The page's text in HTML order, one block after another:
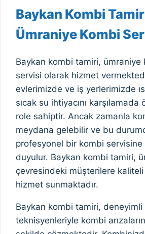
Baykan Kombi
Ümraniye Kombi
Baykan kombi tamiri, ümraniye
servisi olarak hizmet
evlerimizde ve iş yerlerimizde
sıcak su ihtiyacını karşılamada
role sahiptir. Ancak zamanla
meydana gelebilir ve bu
profesyonel bir kombi servisine
duyulur. Baykan kombi tamiri,
çevresindeki müşterilere
hizmet sunmaktadır.
Baykan kombi tamiri, deneyimli
teknisyenleriyle kombi